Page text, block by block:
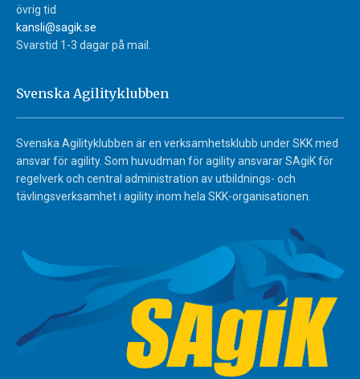
övrig tid
kansli@sagik.se
Svarstid 1-3 dagar på mail.
Svenska Agilityklubben
Svenska Agilityklubben är en verksamhetsklubb under SKK med
ansvar för agility. Som huvudman för agility ansvarar SAgiK för
regelverk och central administration av utbildnings- och
tävlingsverksamhet i agility inom hela SKK-organisationen.